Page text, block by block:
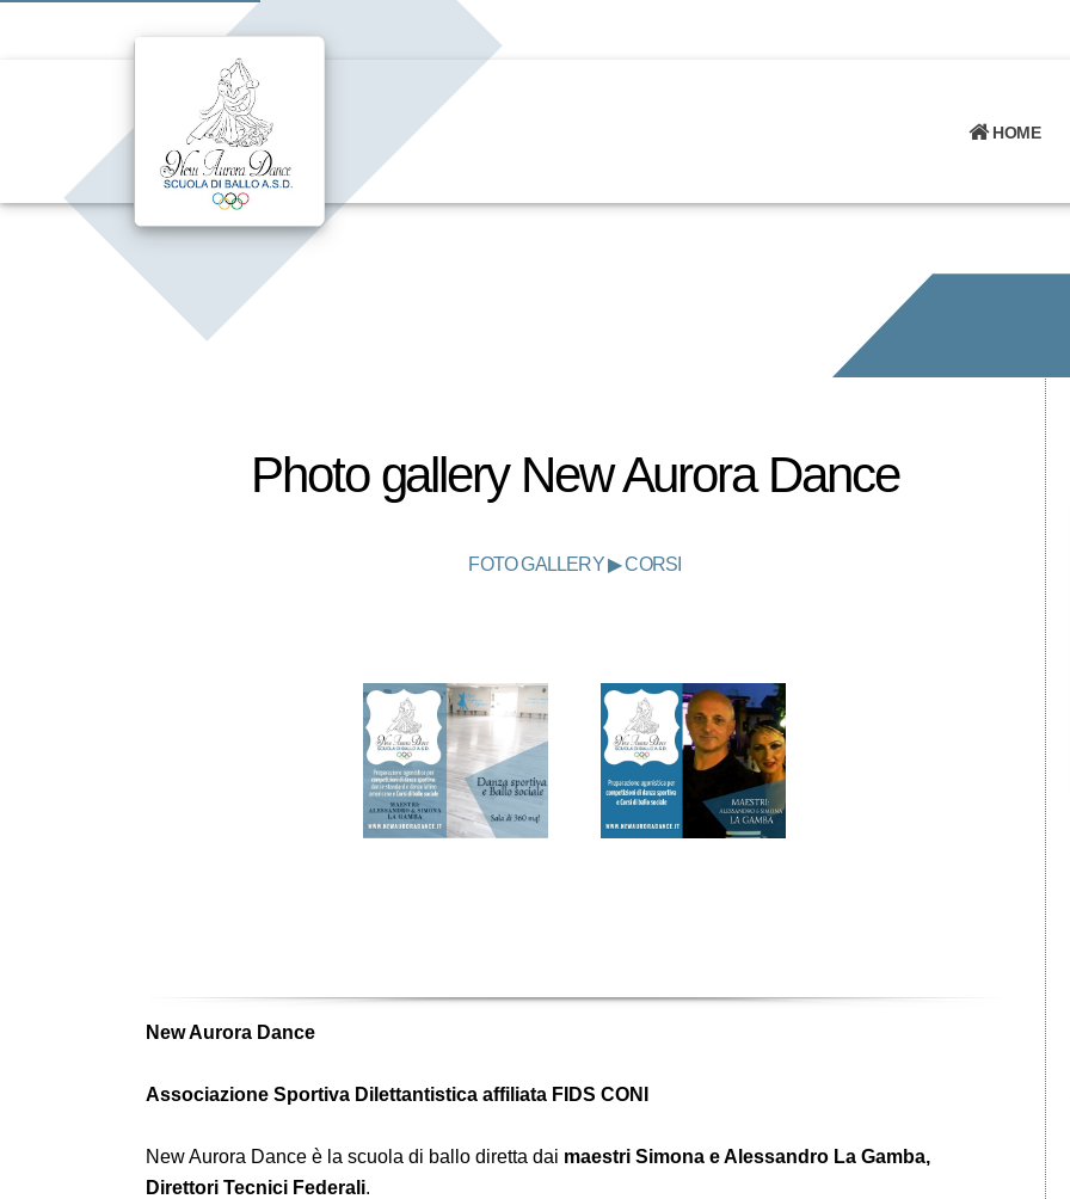
HOME
Photo gallery New Aurora Dance
FOTO GALLERY ▶ CORSI
New Aurora Dance
Associazione Sportiva Dilettantistica affiliata FIDS CONI
New Aurora Dance è la scuola di ballo diretta dai maestri Simona e Alessandro La Gamba,
Direttori Tecnici Federali.